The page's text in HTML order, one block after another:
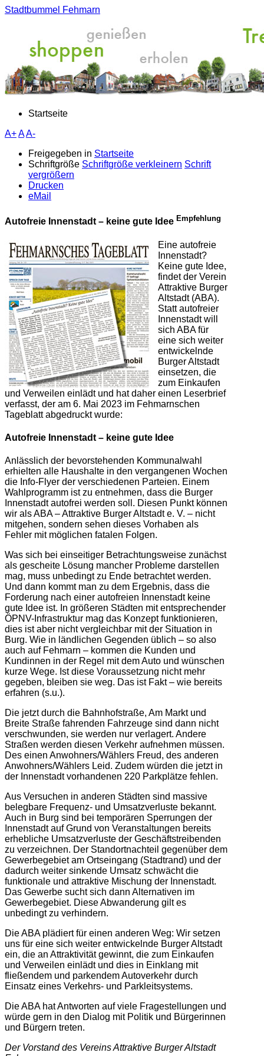
Stadtbummel Fehmarn
Startseite
A+AA-
Freigegeben in Startseite
Schriftgröße Schriftgröße verkleinern Schrift
vergrößern
Drucken
eMail
Autofreie Innenstadt – keine gute Idee Empfehlung
Eine autofreie
Innenstadt?
Keine gute Idee,
findet der Verein
Attraktive Burger
Altstadt (ABA).
Statt autofreier
Innenstadt will
sich ABA für
eine sich weiter
entwickelnde
Burger Altstadt
einsetzen, die
zum Einkaufen
und Verweilen einlädt und hat daher einen Leserbrief
verfasst, der am 6. Mai 2023 im Fehmarnschen
Tageblatt abgedruckt wurde:
Autofreie Innenstadt – keine gute Idee
Anlässlich der bevorstehenden Kommunalwahl
erhielten alle Haushalte in den vergangenen Wochen
die Info-Flyer der verschiedenen Parteien. Einem
Wahlprogramm ist zu entnehmen, dass die Burger
Innenstadt autofrei werden soll. Diesen Punkt können
wir als ABA – Attraktive Burger Altstadt e. V. – nicht
mitgehen, sondern sehen dieses Vorhaben als
Fehler mit möglichen fatalen Folgen.
Was sich bei einseitiger Betrachtungsweise zunächst
als gescheite Lösung mancher Probleme darstellen
mag, muss unbedingt zu Ende betrachtet werden.
Und dann kommt man zu dem Ergebnis, dass die
Forderung nach einer autofreien Innenstadt keine
gute Idee ist. In größeren Städten mit entsprechender
ÖPNV-Infrastruktur mag das Konzept funktionieren,
dies ist aber nicht vergleichbar mit der Situation in
Burg. Wie in ländlichen Gegenden üblich – so also
auch auf Fehmarn – kommen die Kunden und
Kundinnen in der Regel mit dem Auto und wünschen
kurze Wege. Ist diese Voraussetzung nicht mehr
gegeben, bleiben sie weg. Das ist Fakt – wie bereits
erfahren (s.u.).
Die jetzt durch die Bahnhofstraße, Am Markt und
Breite Straße fahrenden Fahrzeuge sind dann nicht
verschwunden, sie werden nur verlagert. Andere
Straßen werden diesen Verkehr aufnehmen müssen.
Des einen Anwohners/Wählers Freud, des anderen
Anwohners/Wählers Leid. Zudem würden die jetzt in
der Innenstadt vorhandenen 220 Parkplätze fehlen.
Aus Versuchen in anderen Städten sind massive
belegbare Frequenz- und Umsatzverluste bekannt.
Auch in Burg sind bei temporären Sperrungen der
Innenstadt auf Grund von Veranstaltungen bereits
erhebliche Umsatzverluste der Geschäftstreibenden
zu verzeichnen. Der Standortnachteil gegenüber dem
Gewerbegebiet am Ortseingang (Stadtrand) und der
dadurch weiter sinkende Umsatz schwächt die
funktionale und attraktive Mischung der Innenstadt.
Das Gewerbe sucht sich dann Alternativen im
Gewerbegebiet. Diese Abwanderung gilt es
unbedingt zu verhindern.
Die ABA plädiert für einen anderen Weg: Wir setzen
uns für eine sich weiter entwickelnde Burger Altstadt
ein, die an Attraktivität gewinnt, die zum Einkaufen
und Verweilen einlädt und dies in Einklang mit
fließendem und parkendem Autoverkehr durch
Einsatz eines Verkehrs- und Parkleitsystems.
Die ABA hat Antworten auf viele Fragestellungen und
würde gern in den Dialog mit Politik und Bürgerinnen
und Bürgern treten.
Der Vorstand des Vereins Attraktive Burger Altstadt